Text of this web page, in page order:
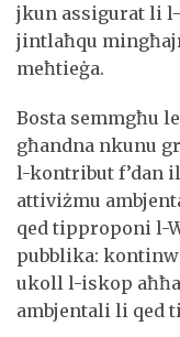
jkun assigurat li
jintlaħqu
meħtieġa.
Bosta semmgħu
għandna nkunu
l-kontribut f’dan
attiviżmu
qed tipproponi l-
pubblika:
ukoll l-iskop
ambjentali li qed